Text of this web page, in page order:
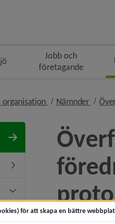
Jobb och
företagande
organisation nivå i
Nämnder nivå i
Undermeny för Kommunfakta
Undermeny för Kommunens
för att skapa en bättre